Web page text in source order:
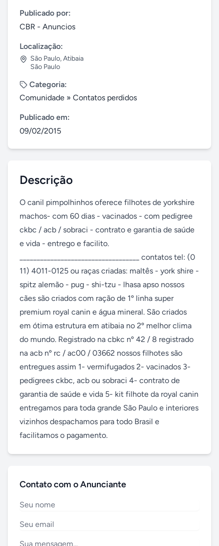
Publicado por:
CBR - Anuncios
Localização:
São Paulo,Atibaia
São Paulo
Categoria:
Comunidade » Contatos perdidos
Publicado em:
09/02/2015
Descrição
O canil pimpolhinhos oferece filhotes de yorkshire
machos- com 60 dias - vacinados - com pedigree
ckbc / acb / sobraci - contrato e garantia de saúde
e vida - entrego e facilito.
___________________________________ contatos tel: (0
11) 4011-0125 ou raças criadas: maltês - york shire -
spitz alemão - pug - shi-tzu - lhasa apso nossos
cães são criados com ração de 1º linha super
premium royal canin e água mineral. São criados
em ótima estrutura em atibaia no 2º melhor clima
do mundo. Registrado na cbkc nº 42 / 8 registrado
na acb nº rc / ac00 / 03662 nossos filhotes são
entregues assim 1- vermifugados 2- vacinados 3-
pedigrees ckbc, acb ou sobraci 4- contrato de
garantia de saúde e vida 5- kit filhote da royal canin
entregamos para toda grande São Paulo e interiores
vizinhos despachamos para todo Brasil e
facilitamos o pagamento.
Contato com o Anunciante